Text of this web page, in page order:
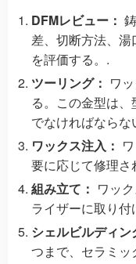
DFMレビュー：
差、切断方法、
を評価する。.
ツーリング： ワ
る。この金型は
でなければならな
ワックス注入：
要に応じて修理さ
組み立て： ワッ
ライザーに取り付
シェルビルディン
つまで、セラミ